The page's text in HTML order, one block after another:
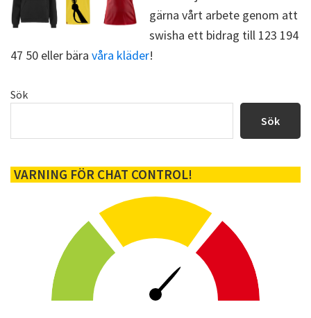
gärna vårt arbete genom att
swisha ett bidrag till 123 194
47 50 eller bära våra kläder!
Primärt
Sök
Sök
VARNING FÖR CHAT CONTROL!